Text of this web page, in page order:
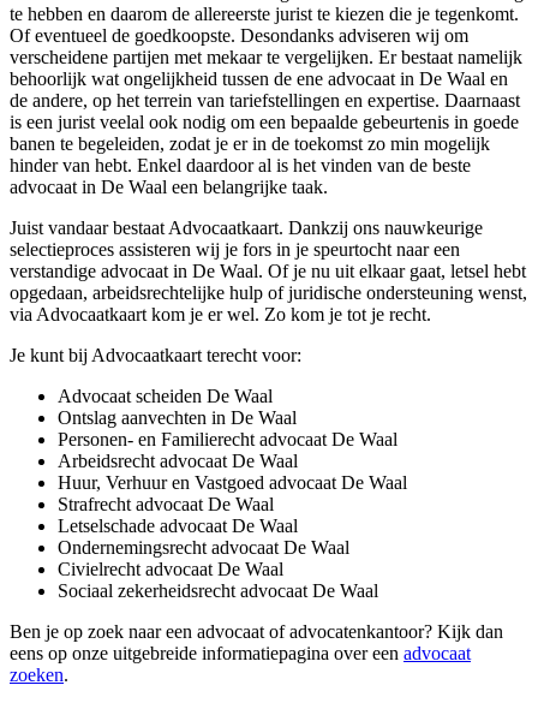
te hebben en daarom de allereerste jurist te kiezen die je tegenkomt.
Of eventueel de goedkoopste. Desondanks adviseren wij om
verscheidene partijen met mekaar te vergelijken. Er bestaat namelijk
behoorlijk wat ongelijkheid tussen de ene advocaat in De Waal en
de andere, op het terrein van tariefstellingen en expertise. Daarnaast
is een jurist veelal ook nodig om een bepaalde gebeurtenis in goede
banen te begeleiden, zodat je er in de toekomst zo min mogelijk
hinder van hebt. Enkel daardoor al is het vinden van de beste
advocaat in De Waal een belangrijke taak.
Juist vandaar bestaat Advocaatkaart. Dankzij ons nauwkeurige
selectieproces assisteren wij je fors in je speurtocht naar een
verstandige advocaat in De Waal. Of je nu uit elkaar gaat, letsel hebt
opgedaan, arbeidsrechtelijke hulp of juridische ondersteuning wenst,
via Advocaatkaart kom je er wel. Zo kom je tot je recht.
Je kunt bij Advocaatkaart terecht voor:
Advocaat scheiden De Waal
Ontslag aanvechten in De Waal
Personen- en Familierecht advocaat De Waal
Arbeidsrecht advocaat De Waal
Huur, Verhuur en Vastgoed advocaat De Waal
Strafrecht advocaat De Waal
Letselschade advocaat De Waal
Ondernemingsrecht advocaat De Waal
Civielrecht advocaat De Waal
Sociaal zekerheidsrecht advocaat De Waal
Ben je op zoek naar een advocaat of advocatenkantoor? Kijk dan
eens op onze uitgebreide informatiepagina over een advocaat
zoeken.